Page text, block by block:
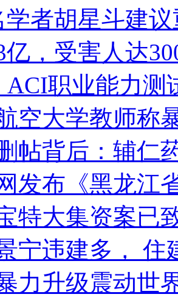
学者胡星斗建
亿，受害人达
ACI职业能力测
空大学教师称
帖背后：辅仁
发布《黑龙江
特大集资案已
宁违建多， 住
力升级震动世